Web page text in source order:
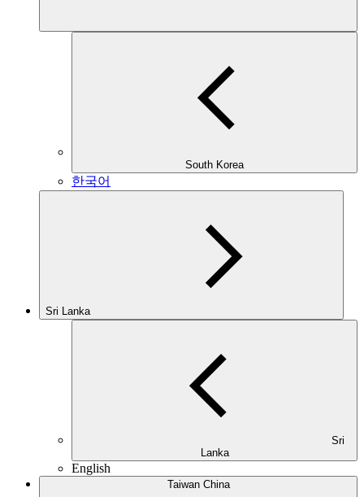
South Korea
한국어
Sri Lanka
Lanka
English
Taiwan China